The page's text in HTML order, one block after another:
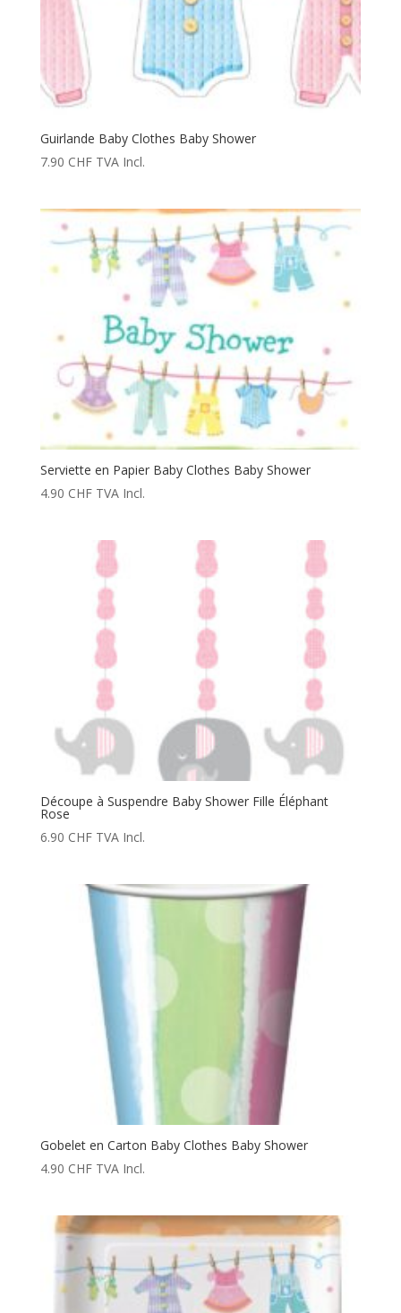
Guirlande Baby Clothes Baby Shower
7.90 CHF TVA Incl.
Serviette en Papier Baby Clothes Baby Shower
4.90 CHF TVA Incl.
Découpe à Suspendre Baby Shower Fille Éléphant
Rose
6.90 CHF TVA Incl.
Gobelet en Carton Baby Clothes Baby Shower
4.90 CHF TVA Incl.